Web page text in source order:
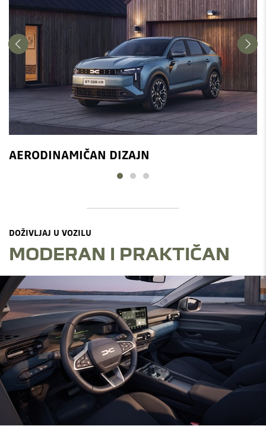
AERODINAMIČAN DIZAJN
DOŽIVLJAJ U VOZILU
MODERAN I PRAKTIČAN